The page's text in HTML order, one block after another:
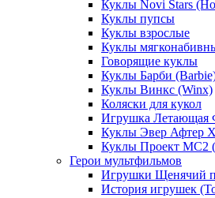
Куклы Novi Stars
Куклы пупсы
Куклы взрослые
Куклы
Говорящие куклы
Куклы Барби
Куклы Винкс (Winx)
Коляски для кукол
Игрушка Летающая
Куклы Эвер Афтер
Куклы Проект МС2
Герои мультфильмов
Игрушки Щенячий
История игрушек